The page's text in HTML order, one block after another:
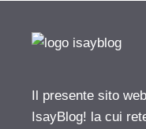
Il presente sito
IsayBlog! la cui